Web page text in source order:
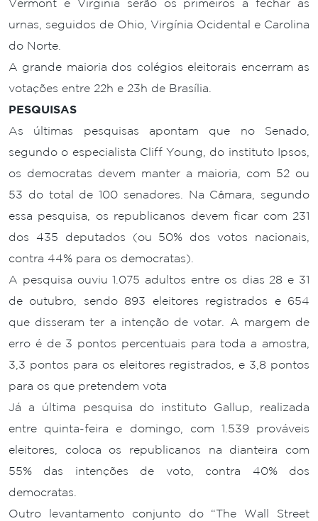
Vermont e Virgínia serão os primeiros a fechar as
urnas, seguidos de Ohio, Virgínia Ocidental e Carolina
do Norte.
A grande maioria dos colégios eleitorais encerram as
votações entre 22h e 23h de Brasília.
PESQUISAS
As últimas pesquisas apontam que no Senado,
segundo o especialista Cliff Young, do instituto Ipsos,
os democratas devem manter a maioria, com 52 ou
53 do total de 100 senadores. Na Câmara, segundo
essa pesquisa, os republicanos devem ficar com 231
dos 435 deputados (ou 50% dos votos nacionais,
contra 44% para os democratas).
A pesquisa ouviu 1.075 adultos entre os dias 28 e 31
de outubro, sendo 893 eleitores registrados e 654
que disseram ter a intenção de votar. A margem de
erro é de 3 pontos percentuais para toda a amostra,
3,3 pontos para os eleitores registrados, e 3,8 pontos
para os que pretendem vota
Já a última pesquisa do instituto Gallup, realizada
entre quinta-feira e domingo, com 1.539 prováveis
eleitores, coloca os republicanos na dianteira com
55% das intenções de voto, contra 40% dos
democratas.
Outro levantamento conjunto do “The Wall Street